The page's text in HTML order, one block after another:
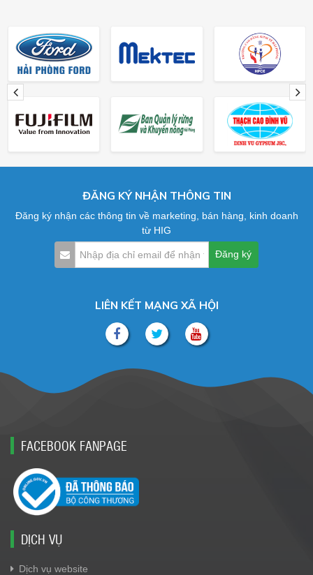
ĐĂNG KÝ NHẬN THÔNG TIN
Đăng ký nhận các thông tin về marketing, bán hàng, kinh doanh
từ HIG
LIÊN KẾT MẠNG XÃ HỘI
FACEBOOK FANPAGE
DỊCH VỤ
Dịch vụ website